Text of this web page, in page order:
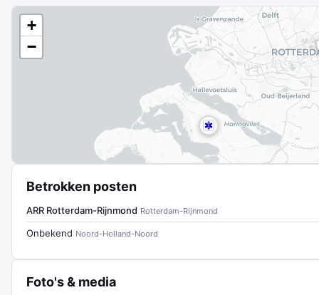
+
−
Betrokken posten
ARR Rotterdam-Rijnmond Rotterdam-Rijnmond
Onbekend Noord-Holland-Noord
Foto's & media